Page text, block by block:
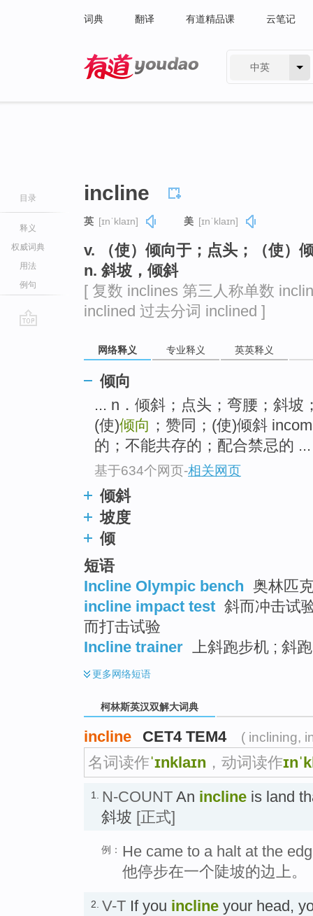
词典 翻译 有道精品课 云笔记
中英
目录
释义
权威词典
用法
例句
incline
英 [ɪnˈklaɪn] 美 [ɪnˈklaɪn]
v. （使）倾向于；点头；（使）
n. 斜坡，倾斜
[ 复数 inclines 第三人称单数
inclined 过去分词 inclined ]
网络释义 专业释义 英英释义
倾向
... n．倾斜；点头；弯腰；斜坡
(使)倾向 ；赞同；(使)倾斜
的；不能共存的；配合禁忌的 ...
基于634个网页-相关网页
倾斜
坡度
倾
短语
Incline Olympic bench 奥林匹
incline impact test 斜而冲击试
而打击试验
Incline trainer
上斜跑步机 ; 斜
更多网络短语
柯林斯英汉双解大词典
incline CET4 TEM4 ( inclining,
名词读作ˈɪnklaɪn ，动词读作
1. N-COUNT An incline is land
斜坡 [正式]
例： He came to a halt at the
他停步在一个陡坡的边上。
2. V-T If you incline your head,